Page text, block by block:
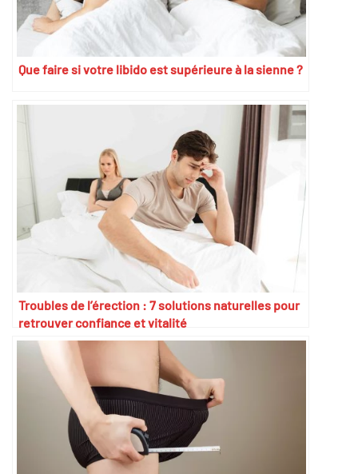
Que faire si votre libido est supérieure à la sienne ?
Troubles de l’érection : 7 solutions naturelles pour
retrouver confiance et vitalité